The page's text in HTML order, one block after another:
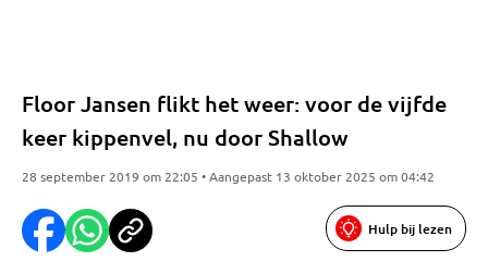
Floor Jansen flikt het weer: voor de vijfde
keer kippenvel, nu door Shallow
28 september 2019 om 22:05 • Aangepast 13 oktober 2025 om 04:42
Hulp bij lezen